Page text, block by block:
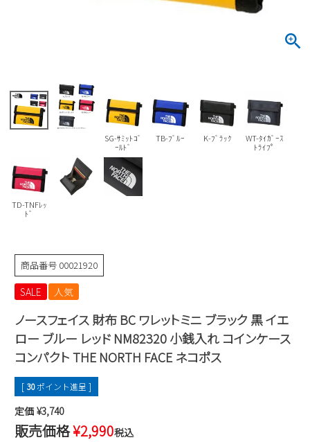
ウェア
SKECHERS
puma
ワークシューズ
ブーツ
Parade
GAP
EDWIN
new balance
ブーツ
SKECHERS
new balance
瞬足
キッズSALE
ボディバッグ
ビジネスバッグ
トートバッグ
財布
すべての商品
ケア用品
店舗一覧
ご利用ガイド
メルマガ購買
営業日カレンダー
休業日 お問い合わせ窓口休業日
2026 年8月
日 月 火
SG-ｻﾐｯﾄｺﾞ
ｰﾙﾄﾞ
TB-ﾌﾞﾙｰ K-ﾌﾞﾗｯｸ
WT-ﾀｲｶﾞｰｽ
ﾄﾗｲﾌﾟ
TD-TNFﾚｯ
ﾄﾞ
商品番号 00021920
SALE 人気
ノースフェイス 財布 BC ワレットミニ ブラック 黒 イエ
ロー ブルー レッド NM82320 小銭入れ コインケース
コンパクト THE NORTH FACE ネコポス
[ 30ポイント進呈 ]
定価 ¥3,740
販売価格¥2,990税込